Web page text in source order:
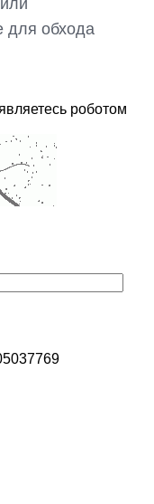
для обхода
роботом